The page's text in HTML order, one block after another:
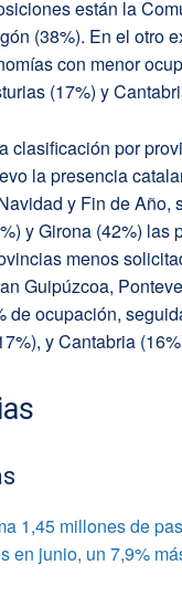
están la
(38%). En el otro
con menor
(17%) y
clasificación por
la presencia
y Fin de Año,
y Girona (42%) las
menos
Guipúzcoa,
de ocupación,
y Cantabria
1,45 millones de
en junio, un 7,9%